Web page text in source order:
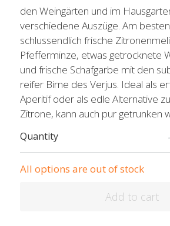
den Weingärten und im
verschiedene Auszüge. Am
schlussendlich frische
Pfefferminze, etwas getrocknete
und frische Schafgarbe mit den
reifer Birne des Verjus. Ideal als
Aperitif oder als edle Alternative
Zitrone, kann auch pur getrunken
Quantity
All options are out of stock
Add to cart